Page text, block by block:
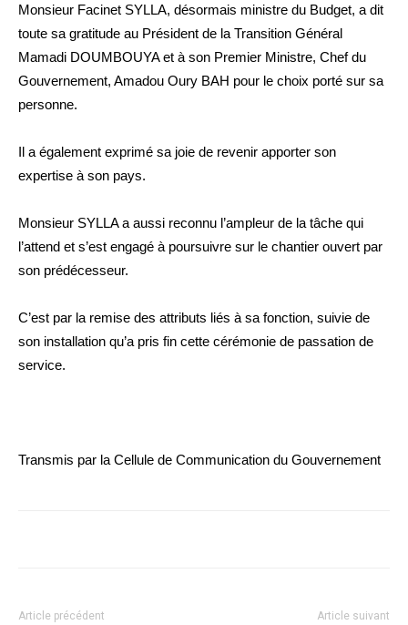
Monsieur Facinet SYLLA, désormais ministre du Budget, a dit
toute sa gratitude au Président de la Transition Général
Mamadi DOUMBOUYA et à son Premier Ministre, Chef du
Gouvernement, Amadou Oury BAH pour le choix porté sur sa
personne.
Il a également exprimé sa joie de revenir apporter son
expertise à son pays.
Monsieur SYLLA a aussi reconnu l’ampleur de la tâche qui
l’attend et s’est engagé à poursuivre sur le chantier ouvert par
son prédécesseur.
C’est par la remise des attributs liés à sa fonction, suivie de
son installation qu’a pris fin cette cérémonie de passation de
service.
Transmis par la Cellule de Communication du Gouvernement
Article précédent Article suivant